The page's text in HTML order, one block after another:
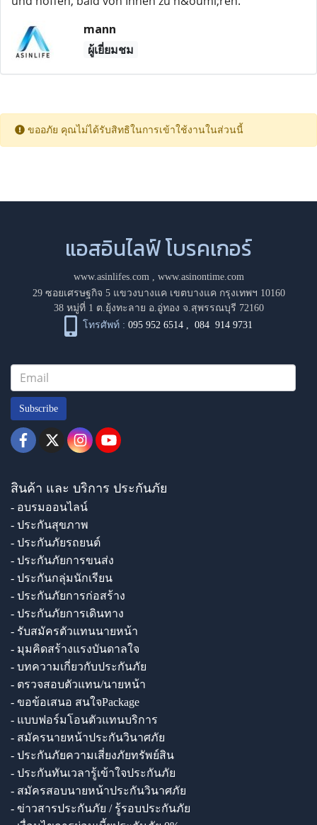
mann
ผู้เยี่ยมชม
ขออภัย คุณไม่ได้รับสิทธิในการเข้าใช้งานในส่วนนี้
แอสอินไลฟ์ โบรคเกอร์
www.asinlifes.com, www.asinontime.com
29 ซอยเศรษฐกิจ 5 แขวงบางแค เขตบางแค กรุงเทพฯ 10160
38 หมู่ที่ 1 ต.ยุ้งทะลาย อ.อู่ทอง จ.สุพรรณบุรี 72160
โทรศัพท์ : 095 952 6514 ,084 914 9731
Subscribe
สินค้า และ บริการ ประกันภัย
- อบรมออนไลน์
- ประกันสุขภาพ
- ประกันภัยรถยนต์
- ประกันภัยการขนส่ง
- ประกันกลุ่มนักเรียน
- ประกันภัยการก่อสร้าง
- ประกันภัยการเดินทาง
- รับสมัครตัวแทนนายหน้า
- มุมคิดสร้างแรงบันดาลใจ
- บทความเกี่ยวกับประกันภัย
- ตรวจสอบตัวแทน/นายหน้า
- ขอข้อเสนอ สนใจPackage
- แบบฟอร์มโอนตัวแทนบริการ
- สมัครนายหน้าประกันวินาศภัย
- ประกันภัยความเสี่ยงภัยทรัพย์สิน
- ประกันทันเวลารู้เข้าใจประกันภัย
- สมัครสอบนายหน้าประกันวินาศภัย
- ข่าวสารประกันภัย / รู้รอบประกันภัย